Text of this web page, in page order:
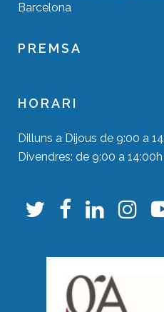
Barcelona
PREMSA
HORARI
Dilluns a Dijous de 9:00 a
Divendres: de 9:00 a 14:00h